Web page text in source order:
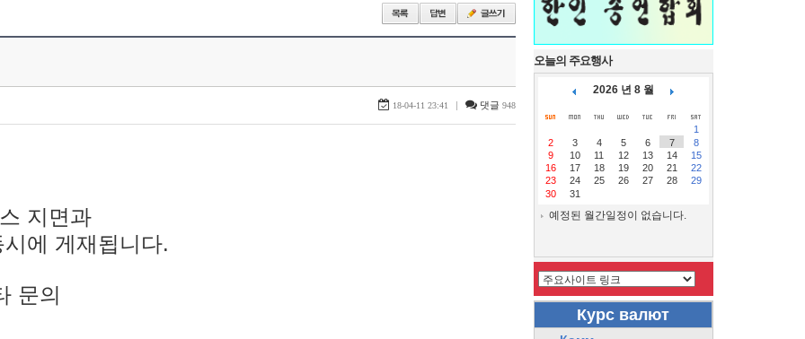
18-04-11 23:41 | 댓글 948
지면과
에 게재됩니다.
문의
오늘의 주요행사
2026 년 8 월
1
2
3 4 5 6 7
8
9
10 11 12 13 14
15
16
17 18 19 20 21
22
23
24 25 26 27 28
29
30
31
예정된 월간일정이 없습니다.